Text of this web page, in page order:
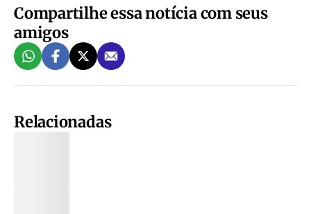
Compartilhe essa notícia com seus
amigos
Relacionadas